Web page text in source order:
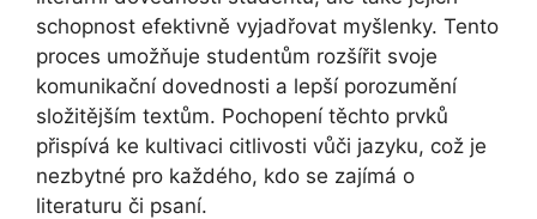
schopnost efektivně vyjadřovat myšlenky. Tento
proces umožňuje studentům rozšířit svoje
komunikační dovednosti a lepší porozumění
složitějším textům. Pochopení těchto prvků
přispívá ke kultivaci citlivosti vůči jazyku, což je
nezbytné pro každého, kdo se zajímá o
literaturu či psaní.